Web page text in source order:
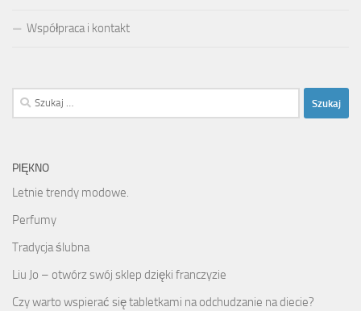
Współpraca i kontakt
Szukaj:
PIĘKNO
Letnie trendy modowe.
Perfumy
Tradycja ślubna
Liu Jo – otwórz swój sklep dzięki franczyzie
Czy warto wspierać się tabletkami na odchudzanie na diecie?